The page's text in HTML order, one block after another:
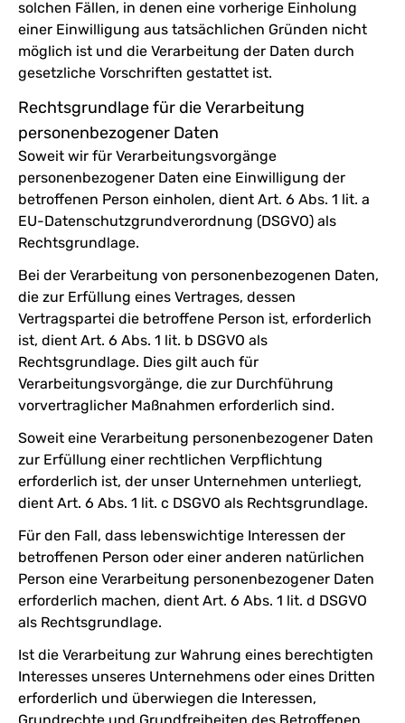
solchen Fällen, in denen eine vorherige Einholung
einer Einwilligung aus tatsächlichen Gründen nicht
möglich ist und die Verarbeitung der Daten durch
gesetzliche Vorschriften gestattet ist.
Rechtsgrundlage für die Verarbeitung
personenbezogener Daten
Soweit wir für Verarbeitungsvorgänge
personenbezogener Daten eine Einwilligung der
betroffenen Person einholen, dient Art. 6 Abs. 1 lit. a
EU-Datenschutzgrundverordnung (DSGVO) als
Rechtsgrundlage.
Bei der Verarbeitung von personenbezogenen Daten,
die zur Erfüllung eines Vertrages, dessen
Vertragspartei die betroffene Person ist, erforderlich
ist, dient Art. 6 Abs. 1 lit. b DSGVO als
Rechtsgrundlage. Dies gilt auch für
Verarbeitungsvorgänge, die zur Durchführung
vorvertraglicher Maßnahmen erforderlich sind.
Soweit eine Verarbeitung personenbezogener Daten
zur Erfüllung einer rechtlichen Verpflichtung
erforderlich ist, der unser Unternehmen unterliegt,
dient Art. 6 Abs. 1 lit. c DSGVO als Rechtsgrundlage.
Für den Fall, dass lebenswichtige Interessen der
betroffenen Person oder einer anderen natürlichen
Person eine Verarbeitung personenbezogener Daten
erforderlich machen, dient Art. 6 Abs. 1 lit. d DSGVO
als Rechtsgrundlage.
Ist die Verarbeitung zur Wahrung eines berechtigten
Interesses unseres Unternehmens oder eines Dritten
erforderlich und überwiegen die Interessen,